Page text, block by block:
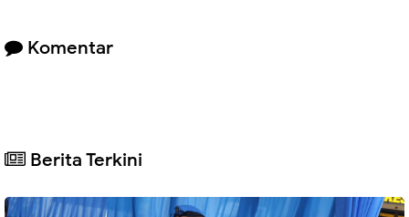
Komentar
Berita Terkini